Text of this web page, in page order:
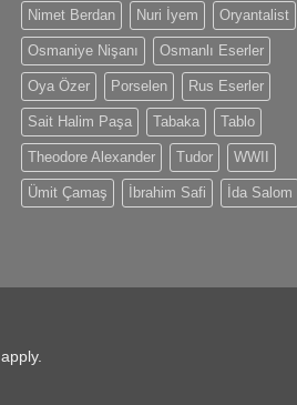
Nimet Berdan Nuri İyem Oryantalist
Osmaniye Nişanı Osmanlı Eserler
Oya Özer Porselen Rus Eserler
Sait Halim Paşa Tabaka Tablo
Theodore Alexander Tudor WWII
Ümit Çamaş İbrahim Safi İda Salom
apply.